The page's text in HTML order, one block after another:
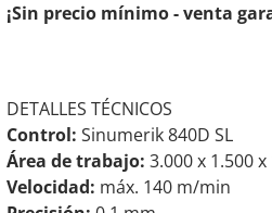
¡Sin precio mínimo - venta
DETALLES TÉCNICOS
Control: Sinumerik 840D SL
Área de trabajo: 3.000 x 1.500
Velocidad: máx. 140 m/min